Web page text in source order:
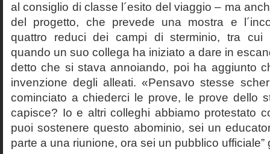
al consiglio di classe l´esito del viaggio – ma
del progetto, che prevede una mostra e
quattro reduci dei campi di sterminio, tra cui
quando un suo collega ha iniziato a dare in
detto che si stava annoiando, poi ha aggiunto
invenzione degli alleati. «Pensavo stesse
cominciato a chiederci le prove, le prove dello
capisce? Io e altri colleghi abbiamo protestato
puoi sostenere questo abominio, sei un
parte a una riunione, ora sei un pubblico ufficiale”